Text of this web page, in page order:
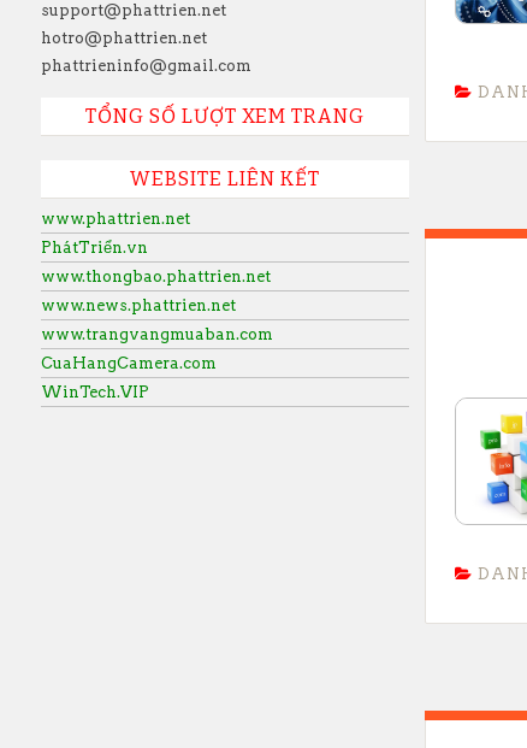
support@phattrien.net
hotro@phattrien.net
phattrieninfo@gmail.com
TỔNG SỐ LƯỢT XEM TRANG
WEBSITE LIÊN KẾT
www.phattrien.net
PhátTriển.vn
www.thongbao.phattrien.net
www.news.phattrien.net
www.trangvangmuaban.com
CuaHangCamera.com
WinTech.VIP